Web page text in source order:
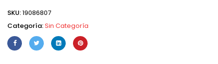
SKU:19086807
Categoría:Sin Categoría